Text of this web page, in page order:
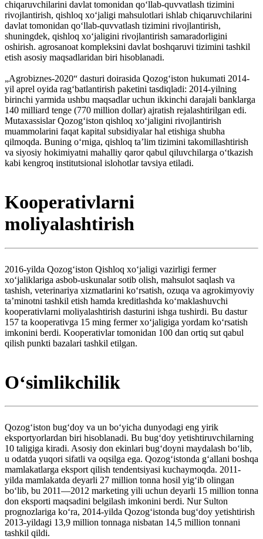
chiqaruvchilarini davlat tomonidan qoʻllab-quvvatlash tizimini
rivojlantirish, qishloq xoʻjaligi mahsulotlari ishlab chiqaruvchilarini
davlat tomonidan qoʻllab-quvvatlash tizimini rivojlantirish,
shuningdek, qishloq xoʻjaligini rivojlantirish samaradorligini
oshirish. agrosanoat kompleksini davlat boshqaruvi tizimini tashkil
etish asosiy maqsadlaridan biri hisoblanadi.
„Agrobiznes-2020“ dasturi doirasida Qozogʻiston hukumati 2014-
yil aprel oyida ragʻbatlantirish paketini tasdiqladi: 2014-yilning
birinchi yarmida ushbu maqsadlar uchun ikkinchi darajali banklarga
140 milliard tenge (770 million dollar) ajratish rejalashtirilgan edi.
Mutaxassislar Qozogʻiston qishloq xoʻjaligini rivojlantirish
muammolarini faqat kapital subsidiyalar hal etishiga shubha
qilmoqda. Buning oʻrniga, qishloq taʼlim tizimini takomillashtirish
va siyosiy hokimiyatni mahalliy qaror qabul qiluvchilarga oʻtkazish
kabi kengroq institutsional islohotlar tavsiya etiladi.
Kooperativlarni
moliyalashtirish
2016-yilda Qozogʻiston Qishloq xoʻjaligi vazirligi fermer
xoʻjaliklariga asbob-uskunalar sotib olish, mahsulot saqlash va
tashish, veterinariya xizmatlarini koʻrsatish, ozuqa va agrokimyoviy
taʼminotni tashkil etish hamda kreditlashda koʻmaklashuvchi
kooperativlarni moliyalashtirish dasturini ishga tushirdi. Bu dastur
157 ta kooperativga 15 ming fermer xoʻjaligiga yordam koʻrsatish
imkonini berdi. Kooperativlar tomonidan 100 dan ortiq sut qabul
qilish punkti bazalari tashkil etilgan.
Oʻsimlikchilik
Qozogʻiston bugʻdoy va un boʻyicha dunyodagi eng yirik
eksportyorlardan biri hisoblanadi. Bu bugʻdoy yetishtiruvchilarning
10 taligiga kiradi. Asosiy don ekinlari bugʻdoyni maydalash boʻlib,
u odatda yuqori sifatli va oqsilga ega. Qozogʻistonda gʻallani boshqa
mamlakatlarga eksport qilish tendentsiyasi kuchaymoqda. 2011-
yilda mamlakatda deyarli 27 million tonna hosil yigʻib olingan
boʻlib, bu 2011—2012 marketing yili uchun deyarli 15 million tonna
don eksporti maqsadini belgilash imkonini berdi. Nur Sulton
prognozlariga koʻra, 2014-yilda Qozogʻistonda bugʻdoy yetishtirish
2013-yildagi 13,9 million tonnaga nisbatan 14,5 million tonnani
tashkil qildi.